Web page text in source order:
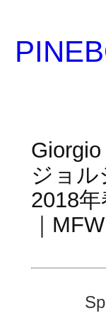
Giorgio
ジョル
2018
｜MFW